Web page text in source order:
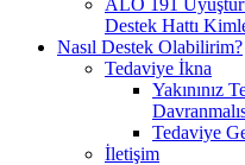
Destek Hattı
Nasıl Destek Olabilirim?
Tedaviye İkna
Yakınınız
Tedaviye
İletişim